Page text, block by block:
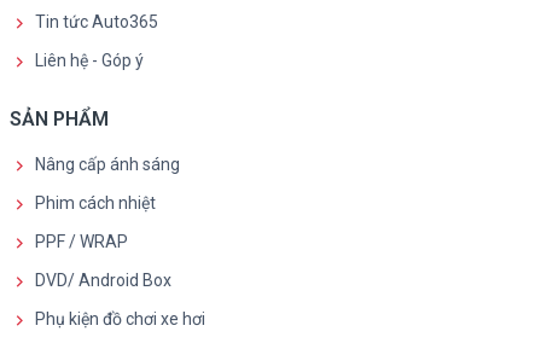
Tin tức Auto365
Liên hệ - Góp ý
SẢN PHẨM
Nâng cấp ánh sáng
Phim cách nhiệt
PPF / WRAP
DVD/ Android Box
Phụ kiện đồ chơi xe hơi